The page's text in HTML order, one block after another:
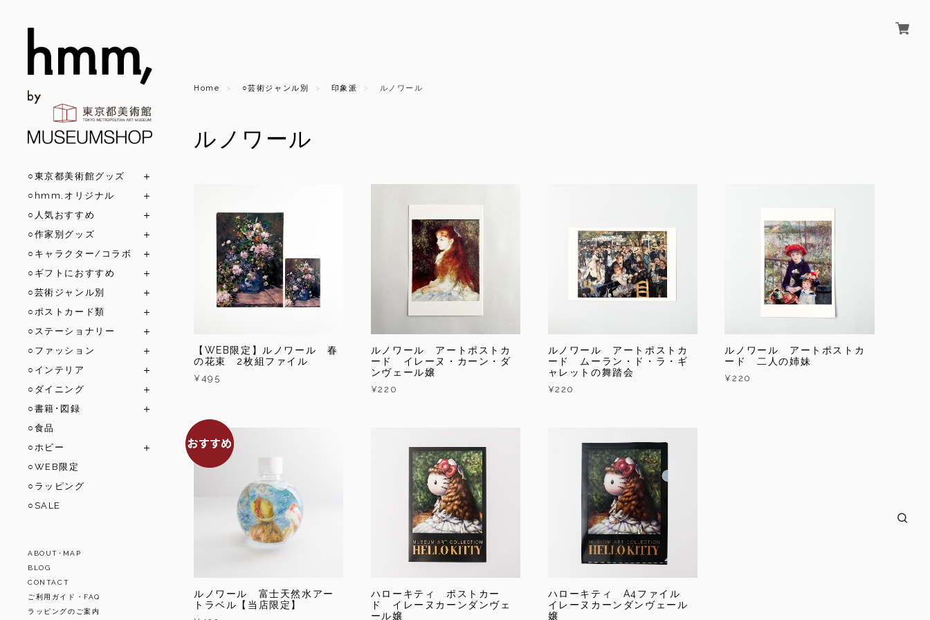
○東京都美術館グッズ
○hmm,オリジナル
○人気おすすめ
○作家別グッズ
○キャラクター/コラボ
○ギフトにおすすめ
○芸術ジャンル別
○ポストカード類
○ステーショナリー
○ファッション
○インテリア
○ダイニング
○書籍･図録
○食品
○ホビー
○WEB限定
○ラッピング
○SALE
ABOUT･MAP
BLOG
CONTACT
ご利用ガイド・FAQ
ラッピングのご案内
Home ○芸術ジャンル別 印象派 ルノワール
ルノワール
【WEB限定】ルノワール 春
の花束 2枚組ファイル
¥495
ルノワール アートポストカ
ード イレーヌ・カーン・ダ
ンヴェール嬢
¥220
ルノワール アートポストカ
ード ムーラン・ド・ラ・ギ
ャレットの舞踏会
¥220
ルノワール アートポストカ
ード 二人の姉妹
¥220
ルノワール 富士天然水アー
トラベル【当店限定】
ハローキティ ポストカー
ド イレーヌカーンダンヴェ
ール嬢
ハローキティ A4ファイル
イレーヌカーンダンヴェール
嬢